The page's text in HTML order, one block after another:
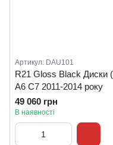
Артикул: DAU101
R21 Gloss Black Диски
A6 C7 2011-2014 року
49 060 грн
В наявності